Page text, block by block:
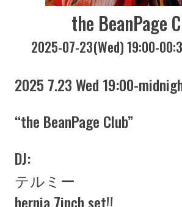
the BeanPage
2025-07-23(Wed) 19:00-
2025 7.23 Wed 19:00-
“the BeanPage Club”
DJ:
テルミー
hernia 7inch set!!